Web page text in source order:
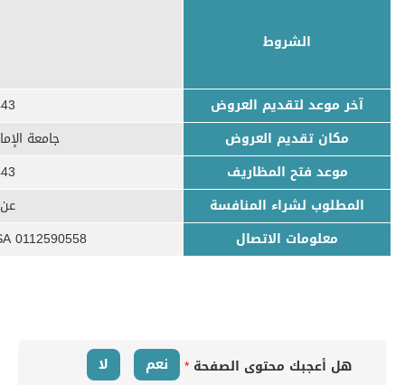
الشروط
آخر موعد لتقديم العروض
مكان تقديم العروض
جامعة
موعد فتح المظاريف
المطلوب لشراء المنافسة
معلومات الاتصال
0112590558
هل أعجبك محتوى الصفحة * نعم لا